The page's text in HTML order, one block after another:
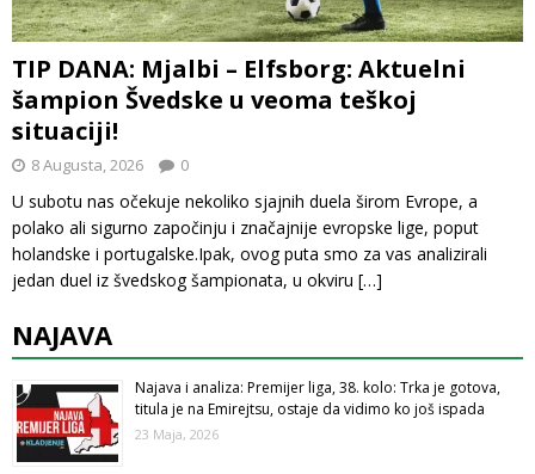
TIP DANA: Mjalbi – Elfsborg: Aktuelni
šampion Švedske u veoma teškoj
situaciji!
8 Augusta, 2026 0
U subotu nas očekuje nekoliko sjajnih duela širom Evrope, a
polako ali sigurno započinju i značajnije evropske lige, poput
holandske i portugalske.Ipak, ovog puta smo za vas analizirali
jedan duel iz švedskog šampionata, u okviru […]
NAJAVA
Najava i analiza: Premijer liga, 38. kolo: Trka je gotova,
titula je na Emirejtsu, ostaje da vidimo ko još ispada
23 Maja, 2026